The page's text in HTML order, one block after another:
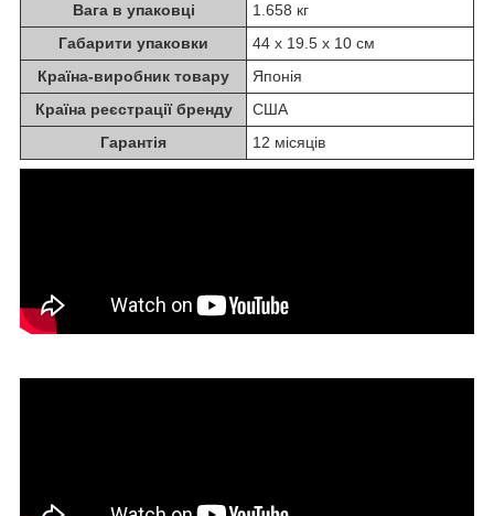
Вага в упаковці
1.658 кг
Габарити упаковки
44 х 19.5 х 10 см
Країна-виробник товару
Японія
Країна реєстрації бренду
США
Гарантія
12 місяців